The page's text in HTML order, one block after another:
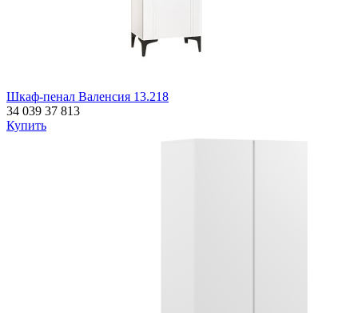
Шкаф-пенал Валенсия 13.218
34 039 37 813
Купить